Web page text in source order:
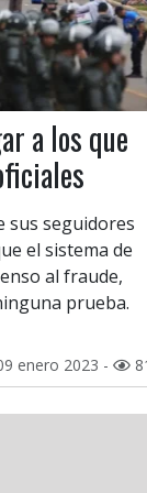
a los que
sus seguidores
el sistema de
al fraude,
prueba.
enero 2023 -